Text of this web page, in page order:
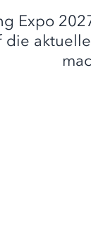
Expo
die